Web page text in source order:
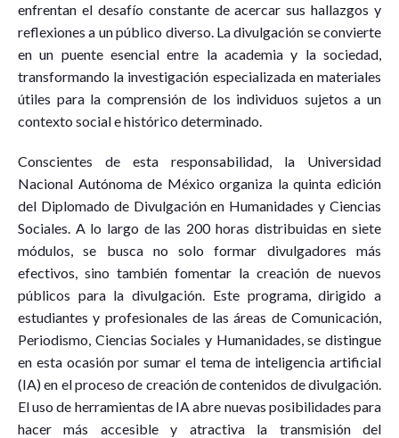
enfrentan el desafío constante de acercar sus hallazgos y
reflexiones a un público diverso. La divulgación se convierte
en un puente esencial entre la academia y la sociedad,
transformando la investigación especializada en materiales
útiles para la comprensión de los individuos sujetos a un
contexto social e histórico determinado.
Conscientes de esta responsabilidad, la Universidad
Nacional Autónoma de México organiza la quinta edición
del Diplomado de Divulgación en Humanidades y Ciencias
Sociales. A lo largo de las 200 horas distribuidas en siete
módulos, se busca no solo formar divulgadores más
efectivos, sino también fomentar la creación de nuevos
públicos para la divulgación. Este programa, dirigido a
estudiantes y profesionales de las áreas de Comunicación,
Periodismo, Ciencias Sociales y Humanidades, se distingue
en esta ocasión por sumar el tema de inteligencia artificial
(IA) en el proceso de creación de contenidos de divulgación.
El uso de herramientas de IA abre nuevas posibilidades para
hacer más accesible y atractiva la transmisión del